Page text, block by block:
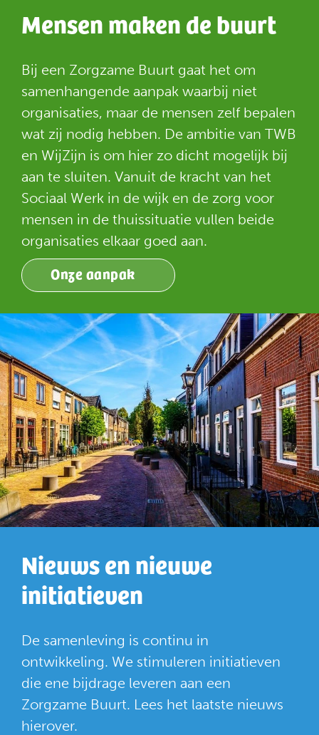
Mensen maken de buurt
Bij een Zorgzame Buurt gaat het om
samenhangende aanpak waarbij niet
organisaties, maar de mensen zelf bepalen
wat zij nodig hebben. De ambitie van TWB
en WijZijn is om hier zo dicht mogelijk bij
aan te sluiten. Vanuit de kracht van het
Sociaal Werk in de wijk en de zorg voor
mensen in de thuissituatie vullen beide
organisaties elkaar goed aan.
Onze aanpak
Nieuws en nieuwe
initiatieven
De samenleving is continu in
ontwikkeling. We stimuleren initiatieven
die ene bijdrage leveren aan een
Zorgzame Buurt. Lees het laatste nieuws
hierover.